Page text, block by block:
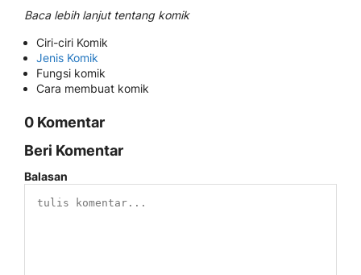
Baca lebih lanjut tentang komik
Ciri-ciri Komik
Jenis Komik
Fungsi komik
Cara membuat komik
0 Komentar
Beri Komentar
Balasan